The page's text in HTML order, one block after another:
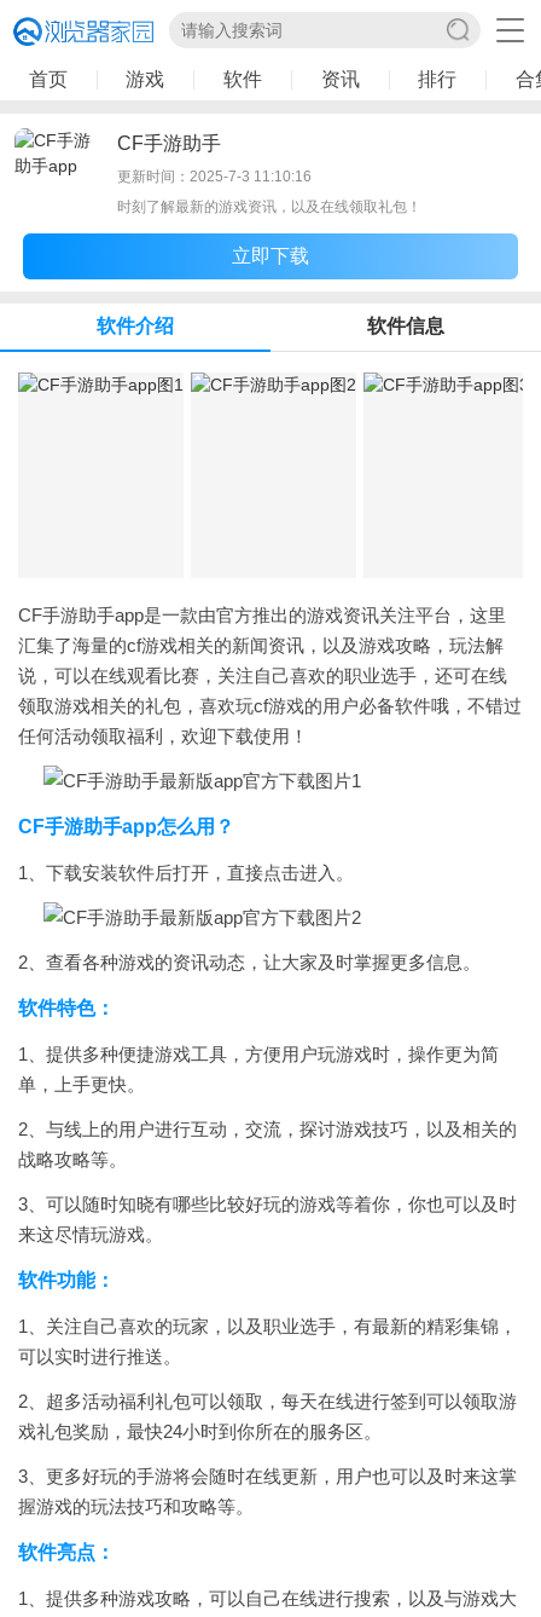
首页 游戏 软件 资讯 排行 合
CF手游助手
更新时间：2025-7-3 11:10:16
时刻了解最新的游戏资讯，以及在线领取礼包！
立即下载
软件介绍 软件信息
CF手游助手app是一款由官方推出的游戏资讯关注平台，这里
汇集了海量的cf游戏相关的新闻资讯，以及游戏攻略，玩法解
说，可以在线观看比赛，关注自己喜欢的职业选手，还可在线
领取游戏相关的礼包，喜欢玩cf游戏的用户必备软件哦，不错过
任何活动领取福利，欢迎下载使用！
CF手游助手app怎么用？
1、下载安装软件后打开，直接点击进入。
2、查看各种游戏的资讯动态，让大家及时掌握更多信息。
软件特色：
1、提供多种便捷游戏工具，方便用户玩游戏时，操作更为简
单，上手更快。
2、与线上的用户进行互动，交流，探讨游戏技巧，以及相关的
战略攻略等。
3、可以随时知晓有哪些比较好玩的游戏等着你，你也可以及时
来这尽情玩游戏。
软件功能：
1、关注自己喜欢的玩家，以及职业选手，有最新的精彩集锦，
可以实时进行推送。
2、超多活动福利礼包可以领取，每天在线进行签到可以领取游
戏礼包奖励，最快24小时到你所在的服务区。
3、更多好玩的手游将会随时在线更新，用户也可以及时来这掌
握游戏的玩法技巧和攻略等。
软件亮点：
1、提供多种游戏攻略，可以自己在线进行搜索，以及与游戏大